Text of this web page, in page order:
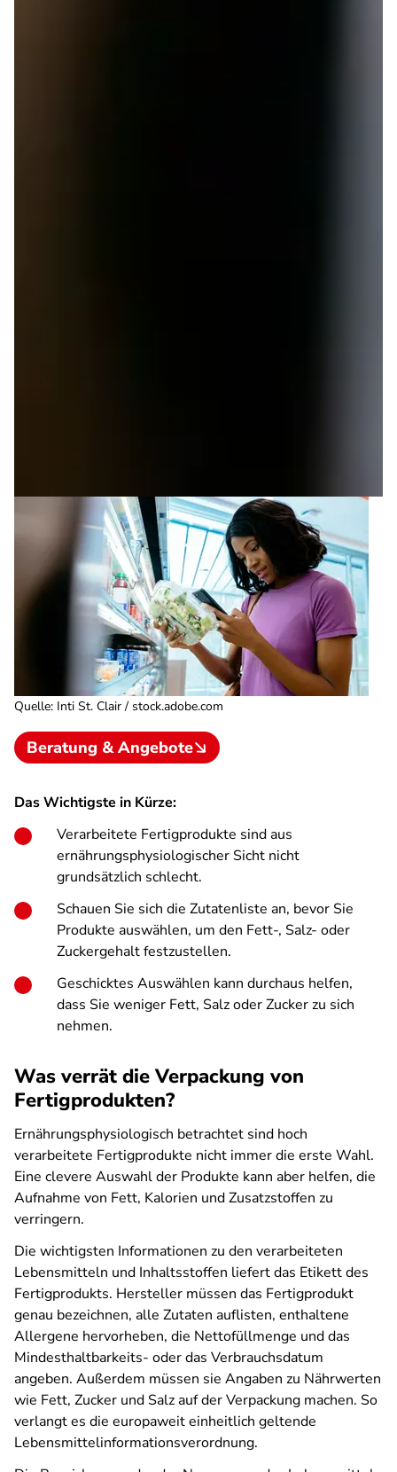
Quelle: Inti St. Clair / stock.adobe.com
Beratung & Angebote
Das Wichtigste in Kürze:
Verarbeitete Fertigprodukte sind aus
ernährungsphysiologischer Sicht nicht
grundsätzlich schlecht.
Schauen Sie sich die Zutatenliste an, bevor Sie
Produkte auswählen, um den Fett-, Salz- oder
Zuckergehalt festzustellen.
Geschicktes Auswählen kann durchaus helfen,
dass Sie weniger Fett, Salz oder Zucker zu sich
nehmen.
Was verrät die Verpackung von
Fertigprodukten?
Ernährungsphysiologisch betrachtet sind hoch
verarbeitete Fertigprodukte nicht immer die erste Wahl.
Eine clevere Auswahl der Produkte kann aber helfen, die
Aufnahme von Fett, Kalorien und Zusatzstoffen zu
verringern.
Die wichtigsten Informationen zu den verarbeiteten
Lebensmitteln und Inhaltsstoffen liefert das Etikett des
Fertigprodukts. Hersteller müssen das Fertigprodukt
genau bezeichnen, alle Zutaten auflisten, enthaltene
Allergene hervorheben, die Nettofüllmenge und das
Mindesthaltbarkeits- oder das Verbrauchsdatum
angeben. Außerdem müssen sie Angaben zu Nährwerten
wie Fett, Zucker und Salz auf der Verpackung machen. So
verlangt es die europaweit einheitlich geltende
Lebensmittelinformationsverordnung.